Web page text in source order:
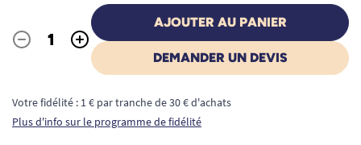
Quantité
- +
AJOUTER AU PANIER
DEMANDER UN DEVIS
Votre fidélité : 1 € par tranche de 30 € d'achats
Plus d'info sur le programme de fidélité